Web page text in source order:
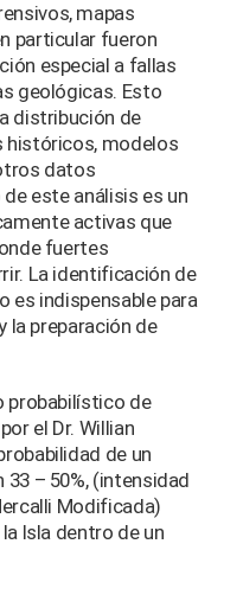
mapas
particular fueron
especial a fallas
geológicas. Esto
distribución de
modelos
datos
este análisis es un
activas que
fuertes
La identificación de
es indispensable para
la preparación de
probabilístico de
el Dr. Willian
de un
– 50%, (intensidad
Modificada)
Isla dentro de un